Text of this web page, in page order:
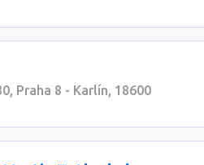
Praha 8 - Karlín, 18600